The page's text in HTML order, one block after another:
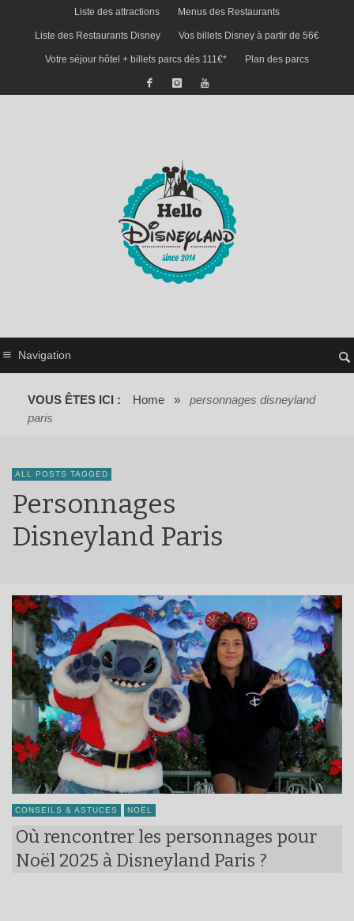
Liste des attractions Menus des Restaurants
Liste des Restaurants Disney Vos billets Disney à partir de 56€
Votre séjour hôtel + billets parcs dès 111€* Plan des parcs
Navigation
VOUS ÊTES ICI : Home »
personnages disneyland
paris
ALL POSTS TAGGED
Personnages
Disneyland Paris
CONSEILS & ASTUCES NOËL
Où rencontrer les personnages pour
Noël 2025 à Disneyland Paris ?